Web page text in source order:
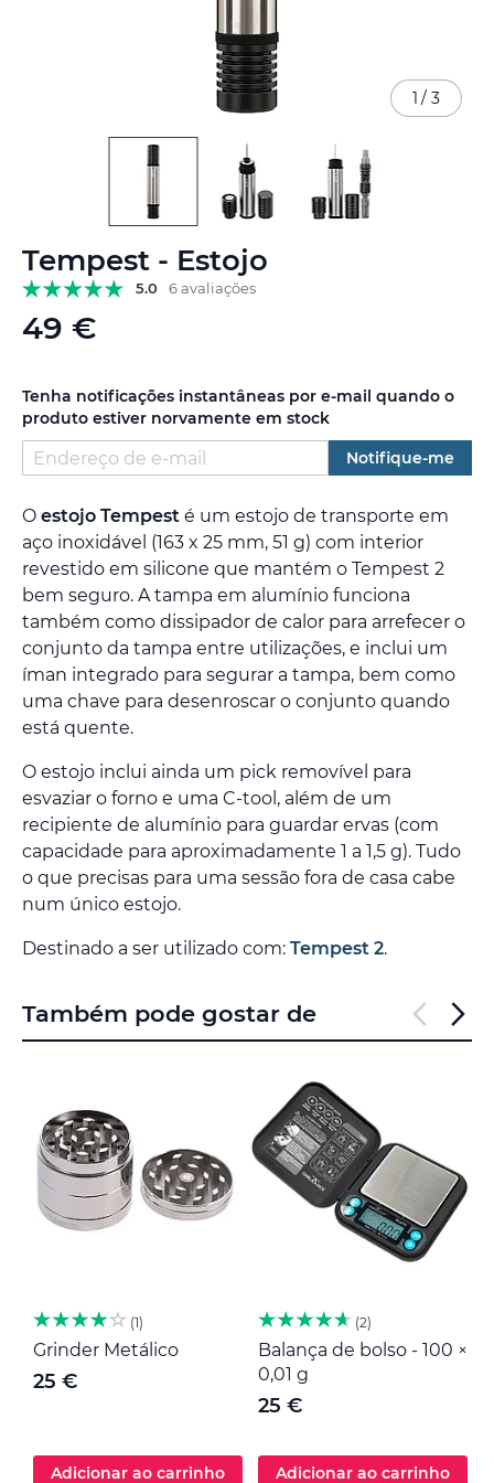
Tempest - Estojo
5.0 6 avaliações
49 €
Tenha notificações instantâneas por e-mail quando o
produto estiver norvamente em stock
Notifique-me
O estojo Tempest é um estojo de transporte em
aço inoxidável (163 x 25 mm, 51 g) com interior
revestido em silicone que mantém o Tempest 2
bem seguro. A tampa em alumínio funciona
também como dissipador de calor para arrefecer o
conjunto da tampa entre utilizações, e inclui um
íman integrado para segurar a tampa, bem como
uma chave para desenroscar o conjunto quando
está quente.
O estojo inclui ainda um pick removível para
esvaziar o forno e uma C-tool, além de um
recipiente de alumínio para guardar ervas (com
capacidade para aproximadamente 1 a 1,5 g). Tudo
o que precisas para uma sessão fora de casa cabe
num único estojo.
Destinado a ser utilizado com: Tempest 2.
1 / 3
para
o
início
da
imagens
Também pode gostar de
1
Grinder Metálico
25 €
Adicionar ao carrinho
2
Balança de bolso - 100 ×
0,01 g
25 €
Adicionar ao carrinho